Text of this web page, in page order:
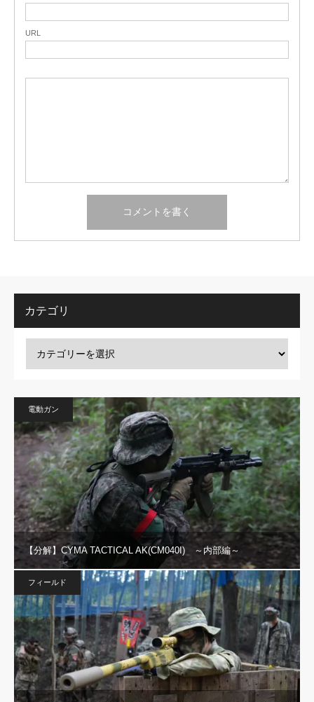
URL
カテゴリ
電動ガン
【分解】CYMA TACTICAL AK(CM040I) ～内部編～
フィールド